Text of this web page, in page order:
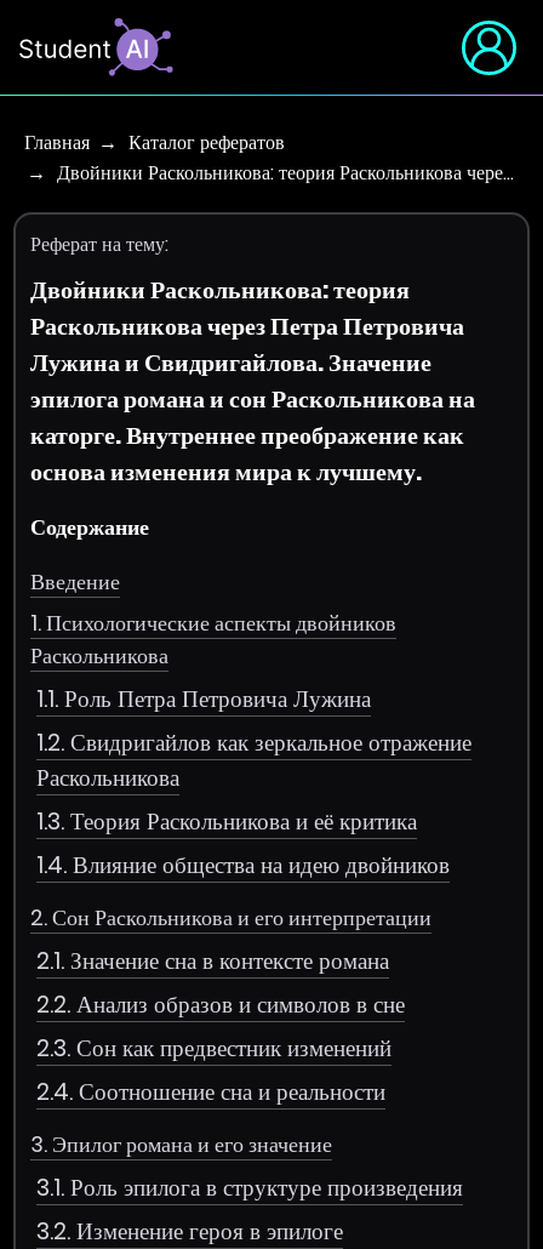
Главная
Каталог рефератов
Двойники Раскольникова: теория Раскольникова чере…
Реферат на тему:
Двойники Раскольникова: теория
Раскольникова через Петра Петровича
Лужина и Свидригайлова. Значение
эпилога романа и сон Раскольникова на
каторге. Внутреннее преображение как
основа изменения мира к лучшему.
Содержание
Введение
1. Психологические аспекты двойников
Раскольникова
1.1. Роль Петра Петровича Лужина
1.2. Свидригайлов как зеркальное отражение
Раскольникова
1.3. Теория Раскольникова и её критика
1.4. Влияние общества на идею двойников
2. Сон Раскольникова и его интерпретации
2.1. Значение сна в контексте романа
2.2. Анализ образов и символов в сне
2.3. Сон как предвестник изменений
2.4. Соотношение сна и реальности
3. Эпилог романа и его значение
3.1. Роль эпилога в структуре произведения
3.2. Изменение героя в эпилоге